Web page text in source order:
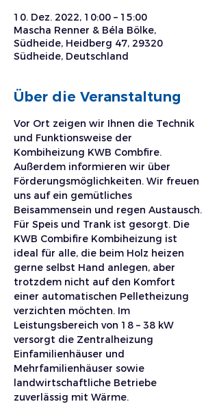
10. Dez. 2022, 10:00 – 15:00
Mascha Renner & Béla Bölke,
Südheide, Heidberg 47, 29320
Südheide, Deutschland
Über die Veranstaltung
Vor Ort zeigen wir Ihnen die Technik
und Funktionsweise der
Kombiheizung KWB Combfire.
Außerdem informieren wir über
Förderungsmöglichkeiten. Wir freuen
uns auf ein gemütliches
Beisammensein und regen Austausch.
Für Speis und Trank ist gesorgt. Die
KWB Combifire Kombiheizung ist
ideal für alle, die beim Holz heizen
gerne selbst Hand anlegen, aber
trotzdem nicht auf den Komfort
einer automatischen Pelletheizung
verzichten möchten. Im
Leistungsbereich von 18 – 38 kW
versorgt die Zentralheizung
Einfamilienhäuser und
Mehrfamilienhäuser sowie
landwirtschaftliche Betriebe
zuverlässig mit Wärme.